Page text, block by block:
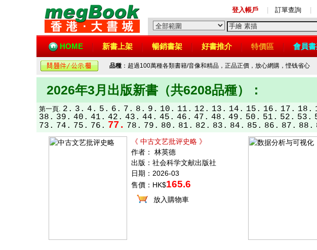
登入帳戶 訂單查詢
HOME 新書上架 暢銷書架 好書推介 特價區 會員
品種 ：超過100萬種各類書籍/音像和精品，正品正價，放心網購，悭钱省心
2026年3月出版新書（共6208品種）：
第一頁. 2. 3. 4. 5. 6. 7. 8. 9. 10. 11. 12. 13. 14. 15. 16. 17. 18.
38. 39. 40. 41. 42. 43. 44. 45. 46. 47. 48. 49. 50. 51. 52. 53.
73. 74. 75. 76. 77. 78. 79. 80. 81. 82. 83. 84. 85. 86. 87. 88.
《 中古文艺批评史略 》
作者： 林英德
出版：社会科学文献出版社
日期：2026-03
售價：HK$165.6
放入購物車